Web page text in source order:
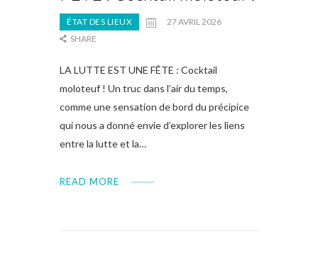
ÉTAT DES LIEUX
27 AVRIL 2026
SHARE
LA LUTTE EST UNE FÊTE : Cocktail
moloteuf ! Un truc dans l’air du temps,
comme une sensation de bord du précipice
qui nous a donné envie d’explorer les liens
entre la lutte et la…
READ MORE